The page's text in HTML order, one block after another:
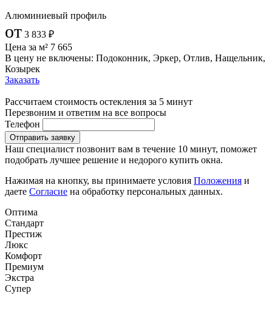
Алюминиевый профиль
от 3 833 ₽
Цена за м² 7 665
В цену не включены: Подоконник, Эркер, Отлив, Нащельник,
Козырек
Заказать
Рассчитаем стоимость остекления за 5 минут
Перезвоним и ответим на все вопросы
Телефон
Отправить заявку
Наш специалист позвонит вам в течение 10 минут, поможет
подобрать лучшее решение и недорого купить окна.
Нажимая на кнопку, вы принимаете условия Положения и
даете Согласие на обработку персональных данных.
Оптима
Стандарт
Престиж
Люкс
Комфорт
Премиум
Экстра
Супер